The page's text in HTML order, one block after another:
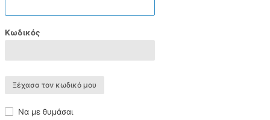
Κωδικός
Ξέχασα τον κωδικό μου
Να με θυμάσαι